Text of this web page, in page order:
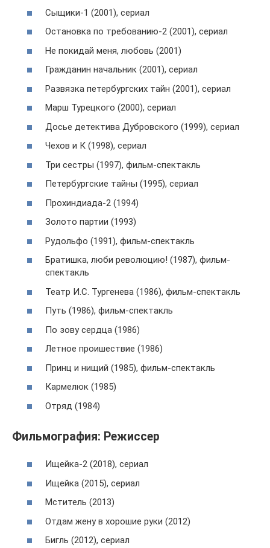
Сыщики-1 (2001), сериал
Остановка по требованию-2 (2001), сериал
Не покидай меня, любовь (2001)
Гражданин начальник (2001), сериал
Развязка петербургских тайн (2001), сериал
Марш Турецкого (2000), сериал
Досье детектива Дубровского (1999), сериал
Чехов и К (1998), сериал
Три сестры (1997), фильм-спектакль
Петербургские тайны (1995), сериал
Прохиндиада-2 (1994)
Золото партии (1993)
Рудольфо (1991), фильм-спектакль
Братишка, люби революцию! (1987), фильм-
спектакль
Театр И.С. Тургенева (1986), фильм-спектакль
Путь (1986), фильм-спектакль
По зову сердца (1986)
Летное проишествие (1986)
Принц и нищий (1985), фильм-спектакль
Кармелюк (1985)
Отряд (1984)
Фильмография: Режиссер
Ищейка-2 (2018), сериал
Ищейка (2015), сериал
Мститель (2013)
Отдам жену в хорошие руки (2012)
Бигль (2012), сериал